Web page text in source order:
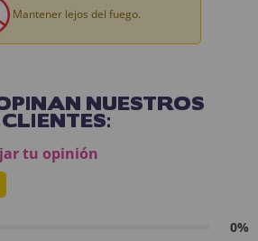
Mantener lejos del fuego.
NUESTROS
CLIENTES:
tu opinión
0%